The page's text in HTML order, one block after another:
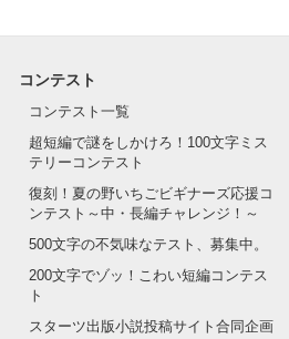
コンテスト
コンテスト一覧
超短編で謎をしかけろ！100文字ミス
テリーコンテスト
復刻！夏の野いちごビギナーズ応援コ
ンテスト～中・長編チャレンジ！～
500文字の不気味なテスト、募集中。
200文字でゾッ！こわい短編コンテス
ト
スターツ出版小説投稿サイト合同企画